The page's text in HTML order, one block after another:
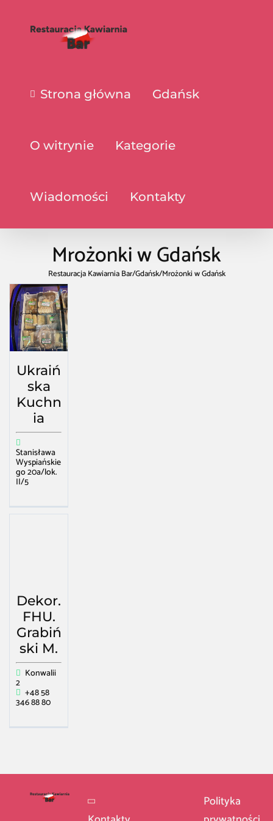
Strona główna Gdańsk
O witrynie Kategorie
Wiadomości Kontakty
Mrożonki w Gdańsk
Restauracja Kawiarnia Bar/Gdańsk/Mrożonki w Gdańsk
Ukraiń
ska
Kuchn
ia
Stanisława
Wyspiańskie
go 20a/lok.
II/5
Dekor.
FHU.
Grabiń
ski M.
Konwalii
2
+48 58
346 88 80
Polityka